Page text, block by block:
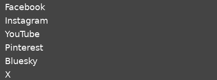
Facebook
Instagram
YouTube
Pinterest
Bluesky
X